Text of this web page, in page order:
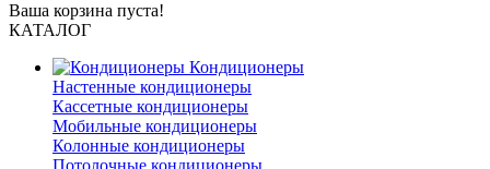
Ваша корзина пуста!
КАТАЛОГ
Кондиционеры
Настенные кондиционеры
Кассетные кондиционеры
Мобильные кондиционеры
Колонные кондиционеры
Потолочные кондиционеры